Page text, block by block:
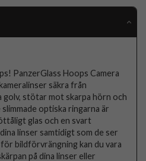
PanzerGlass Hoops Camera
säkra från
golv, stötar mot skarpa hörn och
optiska ringarna är
glas och en svart
linser samtidigt som de ser
bildförvrängning kan du vara
på dina linser eller